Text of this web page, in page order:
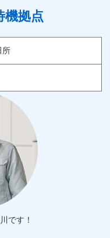
機拠点
所
です！